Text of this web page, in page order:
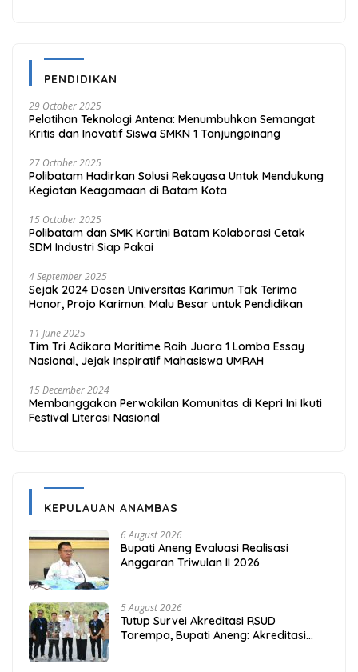
PENDIDIKAN
29 October 2025
Pelatihan Teknologi Antena: Menumbuhkan Semangat
Kritis dan Inovatif Siswa SMKN 1 Tanjungpinang
27 October 2025
Polibatam Hadirkan Solusi Rekayasa Untuk Mendukung
Kegiatan Keagamaan di Batam Kota
15 October 2025
Polibatam dan SMK Kartini Batam Kolaborasi Cetak
SDM Industri Siap Pakai
4 September 2025
Sejak 2024 Dosen Universitas Karimun Tak Terima
Honor, Projo Karimun: Malu Besar untuk Pendidikan
11 June 2025
Tim Tri Adikara Maritime Raih Juara 1 Lomba Essay
Nasional, Jejak Inspiratif Mahasiswa UMRAH
15 December 2024
Membanggakan Perwakilan Komunitas di Kepri Ini Ikuti
Festival Literasi Nasional
KEPULAUAN ANAMBAS
6 August 2026
Bupati Aneng Evaluasi Realisasi
Anggaran Triwulan II 2026
5 August 2026
Tutup Survei Akreditasi RSUD
Tarempa, Bupati Aneng: Akreditasi